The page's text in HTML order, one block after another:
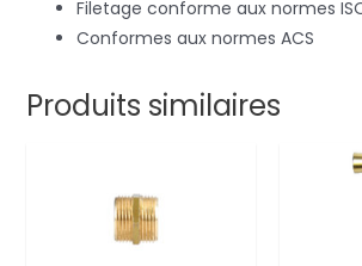
Filetage conforme aux normes
Conformes aux normes ACS
Produits similaires